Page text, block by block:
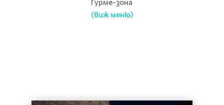
Гурме-зона
(виж меню)